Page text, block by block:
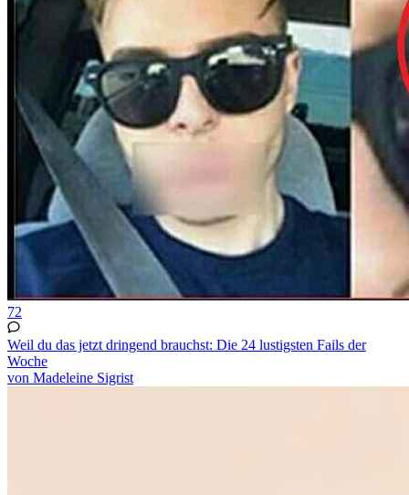
72
Weil du das jetzt dringend brauchst: Die 24 lustigsten Fails der
Woche
von Madeleine Sigrist